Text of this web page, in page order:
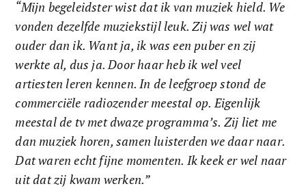
“Mijn begeleidster wist dat ik van muziek hield. We
vonden dezelfde muziekstijl leuk. Zij was wel wat
ouder dan ik. Want ja, ik was een puber en zij
werkte al, dus ja. Door haar heb ik wel veel
artiesten leren kennen. In de leefgroep stond de
commerciële radiozender meestal op. Eigenlijk
meestal de tv met dwaze programma’s. Zij liet me
dan muziek horen, samen luisterden we daar naar.
Dat waren echt fijne momenten. Ik keek er wel naar
uit dat zij kwam werken.”